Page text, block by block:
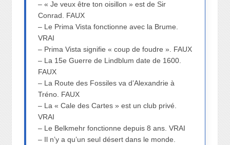
– « Je veux être ton oisillon » est de Sir
Conrad. FAUX
– Le Prima Vista fonctionne avec la Brume.
VRAI
– Prima Vista signifie « coup de foudre ». FAUX
– La 15e Guerre de Lindblum date de 1600.
FAUX
– La Route des Fossiles va d’Alexandrie à
Tréno. FAUX
– La « Cale des Cartes » est un club privé.
VRAI
– Le Belkmehr fonctionne depuis 8 ans. VRAI
– Il n’y a qu’un seul désert dans le monde.